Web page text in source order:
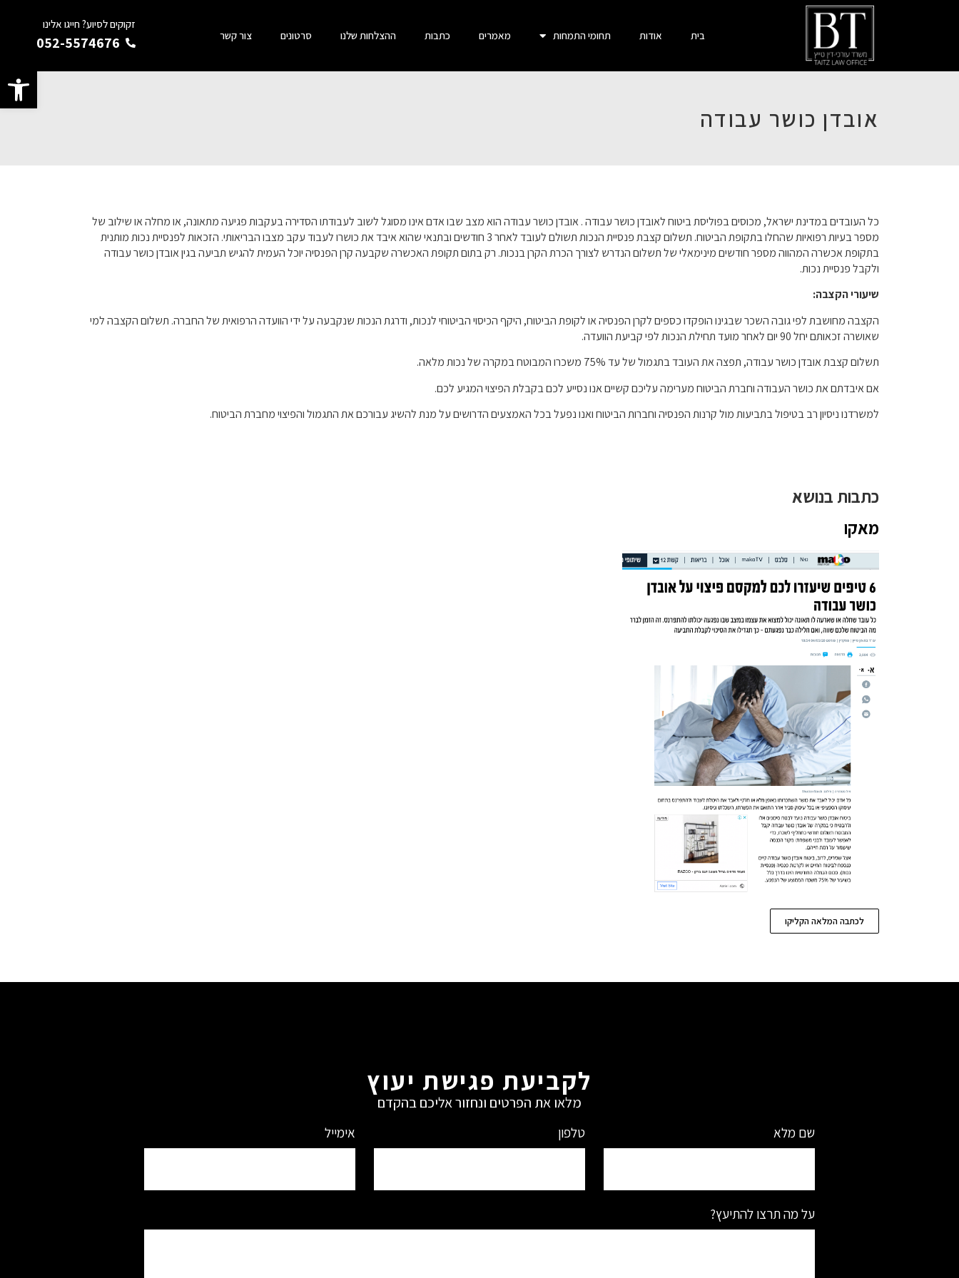
פתח
בית אודות תחומי התמחות מאמרים כתבות ההצלחות שלנו סרטונים צור קשר
זקוקים לסיוע? חייגו אלינו
052-5574676
אובדן כושר עבודה
כל העובדים במדינת ישראל, מכוסים בפוליסת ביטוח לאובדן כושר עבודה.אובדן כושר עבודה הוא מצב שבו אדם אינו מסוגל לשוב לעבודתו הסדירה בעקבות פגיעה מתאונה,או מחלה או שילוב של
מספר בעיות רפואיות שהחלו בתקופת הביטוח. תשלום קצבת פנסיית הנכות תשולם לעובד לאחר חודשים ובתנאי שהוא איבד את כושרו לעבוד עקב מצבו הבריאותי. הזכאות לפנסיית נכות מותנית
בתקופת אכשרה המהווה מספר חודשים מינימאלי של תשלום הנדרש לצורך הכרת הקרן בנכות. רק בתום תקופת האכשרה שקבעה קרן הפנסיה יוכל העמית להגיש תביעה בגין אובדן כושר עבודה
ולקבל פנסיית נכות.
שיעוריהקצבה:
הקצבה מחושבת לפי גובה השכר שבגינו הופקדו כספים לקרן הפנסיה או לקופת הביטוח, היקף הכיסוי הביטוחי לנכות, ודרגת הנכות שנקבעה על ידי הוועדה הרפואית של החברה. תשלום הקצבה למי
שאושרה זכאותם יחל
יום לאחר מועד תחילת הנכות לפי קביעת הוועדה.
תשלום קצבת אובדן כושר עבודה, תפצה את העובד בתגמול של עד משכרו המבוטח במקרה של נכות מלאה.
אם איבדתם את כושר העבודה וחברת הביטוח מערימה עליכם קשיים אנו נסייע לכם בקבלת הפיצוי המגיע לכם.
למשרדנו ניסיון רב בטיפול בתביעות מול קרנות הפנסיה וחברות הביטוח ואנו נפעל בכל האמצעים הדרושים על מנת להשיג עבורכם את התגמול והפיצוי מחברת הביטוח.
כתבות בנושא
מאקו
לכתבה המלאה הקליקו
לקביעת פגישת יעוץ
מלאו את הפרטים ונחזור אליכם בהקדם
שם מלא טלפון אימייל
על מה תרצו להתיעץ?